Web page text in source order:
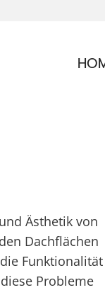
Ästhetik von
Dachflächen
Funktionalität
Probleme